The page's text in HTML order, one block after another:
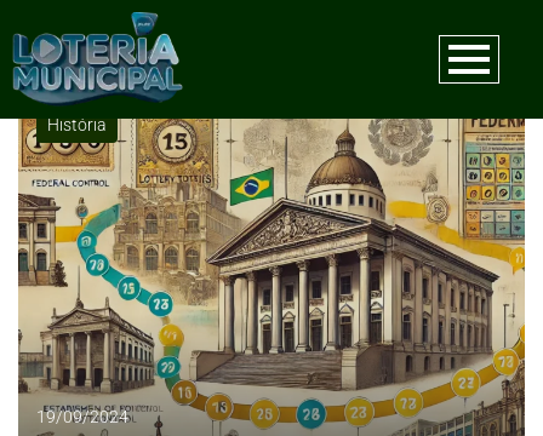
Tag:
História
19/09/2024